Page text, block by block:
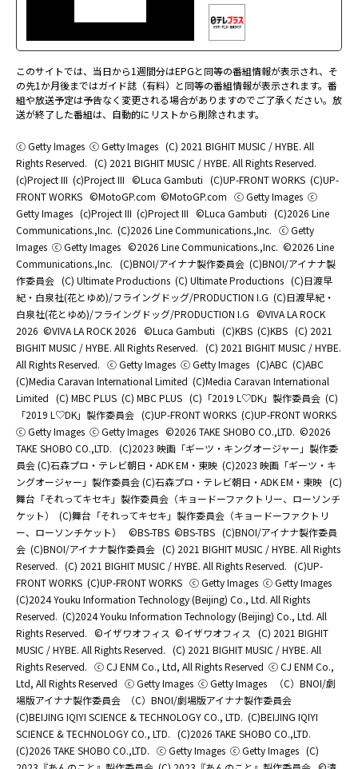
このサイトでは、当日から1週間分はEPGと同等の番組情報が表示され、そ
の先1か月後まではガイド誌（有料）と同等の番組情報が表示されます。番
組や放送予定は予告なく変更される場合がありますのでご了承ください。放
送が終了した番組は、自動的にリストから削除されます。
ⓒ Getty Images ⓒ Getty Images (C) 2021 BIGHIT MUSIC / HYBE. All
Rights Reserved. (C) 2021 BIGHIT MUSIC / HYBE. All Rights Reserved.
(c)Project III (c)Project III ©Luca Gambuti (C)UP-FRONT WORKS (C)UP-
FRONT WORKS ©MotoGP.com ©MotoGP.com ⓒ Getty Images ⓒ
Getty Images (c)Project III (c)Project III ©Luca Gambuti (C)2026 Line
Communications.,Inc. (C)2026 Line Communications.,Inc. ⓒ Getty
Images ⓒ Getty Images ©2026 Line Communications.,Inc. ©2026 Line
Communications.,Inc. (C)BNOI/アイナナ製作委員会 (C)BNOI/アイナナ製
作委員会 (C) Ultimate Productions (C) Ultimate Productions (C)日渡早
紀・白泉社(花とゆめ)/フライングドッグ/PRODUCTION I.G (C)日渡早紀・
白泉社(花とゆめ)/フライングドッグ/PRODUCTION I.G ©️VIVA LA ROCK
2026 ©️VIVA LA ROCK 2026 ©Luca Gambuti (C)KBS (C)KBS (C) 2021
BIGHIT MUSIC / HYBE. All Rights Reserved. (C) 2021 BIGHIT MUSIC / HYBE.
All Rights Reserved. ⓒ Getty Images ⓒ Getty Images (C)ABC (C)ABC
(C)Media Caravan International Limited (C)Media Caravan International
Limited (C) MBC PLUS (C) MBC PLUS (C)「2019 L♡DK」製作委員会 (C)
「2019 L♡DK」製作委員会 (C)UP-FRONT WORKS (C)UP-FRONT WORKS
ⓒ Getty Images ⓒ Getty Images ©2026 TAKE SHOBO CO.,LTD. ©2026
TAKE SHOBO CO.,LTD. (C)2023 映画「ギーツ・キングオージャー」製作委
員会 (C)石森プロ・テレビ朝日・ADK EM・東映 (C)2023 映画「ギーツ・キ
ングオージャー」製作委員会 (C)石森プロ・テレビ朝日・ADK EM・東映 (C)
舞台「それってキセキ」製作委員会（キョードーファクトリー、ローソンチ
ケット）
(C)舞台「それってキセキ」製作委員会（キョードーファクトリ
ー、ローソンチケット）
©BS-TBS ©BS-TBS (C)BNOI/アイナナ製作委員
会 (C)BNOI/アイナナ製作委員会 (C) 2021 BIGHIT MUSIC / HYBE. All Rights
Reserved. (C) 2021 BIGHIT MUSIC / HYBE. All Rights Reserved. (C)UP-
FRONT WORKS (C)UP-FRONT WORKS ⓒ Getty Images ⓒ Getty Images
(C)2024 Youku Information Technology (Beijing) Co., Ltd. All Rights
Reserved. (C)2024 Youku Information Technology (Beijing) Co., Ltd. All
Rights Reserved. ©イザワオフィス ©イザワオフィス
(C) 2021 BIGHIT
MUSIC / HYBE. All Rights Reserved. (C) 2021 BIGHIT MUSIC / HYBE. All
Rights Reserved. ⓒ CJ ENM Co., Ltd, All Rights Reserved ⓒ CJ ENM Co.,
Ltd, All Rights Reserved ⓒ Getty Images ⓒ Getty Images
（C）BNOI/劇
場版アイナナ製作委員会
（C）BNOI/劇場版アイナナ製作委員会
(C)BEIJING IQIYI SCIENCE & TECHNOLOGY CO., LTD. (C)BEIJING IQIYI
SCIENCE & TECHNOLOGY CO., LTD. (C)2026 TAKE SHOBO CO.,LTD.
(C)2026 TAKE SHOBO CO.,LTD. ⓒ Getty Images ⓒ Getty Images (C)